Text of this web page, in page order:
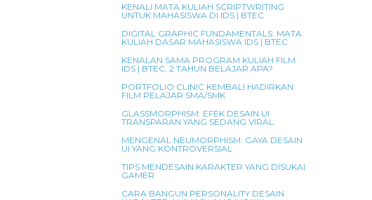
KENALI MATA KULIAH SCRIPTWRITING
UNTUK MAHASISWA DI IDS | BTEC
DIGITAL GRAPHIC FUNDAMENTALS: MATA
KULIAH DASAR MAHASISWA IDS | BTEC
KENALAN SAMA PROGRAM KULIAH FILM
IDS | BTEC, 2 TAHUN BELAJAR APA?
PORTFOLIO CLINIC KEMBALI HADIRKAN
FILM PELAJAR SMA/SMK
GLASSMORPHISM: EFEK DESAIN UI
TRANSPARAN YANG SEDANG VIRAL
MENGENAL NEUMORPHISM: GAYA DESAIN
UI YANG KONTROVERSIAL
TIPS MENDESAIN KARAKTER YANG DISUKAI
GAMER
CARA BANGUN PERSONALITY DESAIN